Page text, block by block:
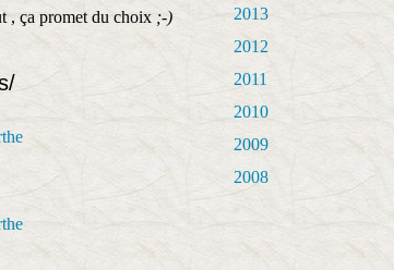
, ça promet du choix ;-)
2013
2012
2011
2010
2009
2008